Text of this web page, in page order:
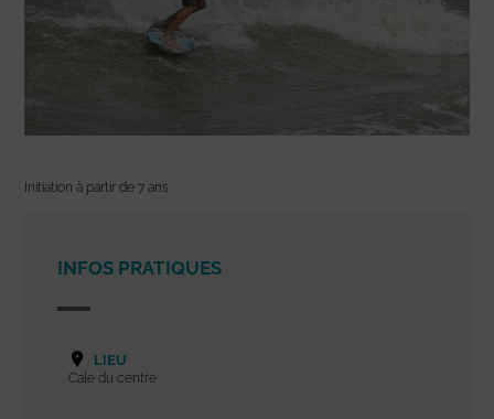
Initiation à partir de 7 ans
INFOS PRATIQUES
LIEU
Cale du centre